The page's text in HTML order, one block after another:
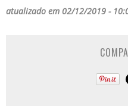
atualizado em 02/12/2019 -